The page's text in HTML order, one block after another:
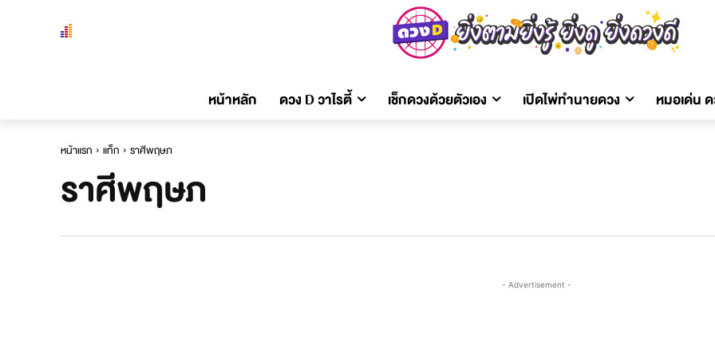
หน้าหลัก ดวง D วาไรตี้ เช็กดวงด้วยตัวเอง เปิดไพ่ทำนายดวง หมอเด่น
หน้าแรก แท็ก ราศีพฤษภ
ราศีพฤษภ
- Advertisement -